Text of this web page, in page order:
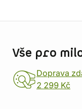
Vše pro
Doprava
2 299 Kč